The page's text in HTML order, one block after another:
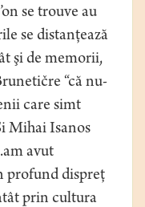
se trouve au
se distanţează
şi de memorii,
“că nu-
care simt
Mihai Isanos
avut
profund dispreţ
prin cultura